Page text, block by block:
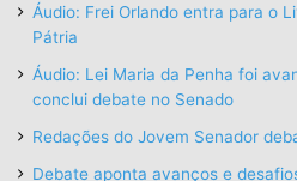
Áudio: Frei Orlando entra para o
Pátria
Áudio: Lei Maria da Penha foi
conclui debate no Senado
Redações do Jovem Senador
Debate aponta avanços e